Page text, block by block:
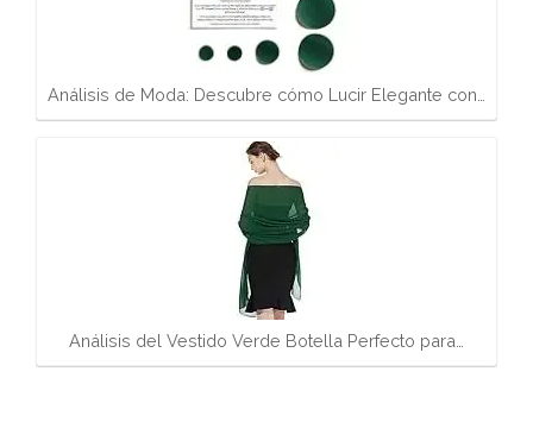
Análisis de Moda: Descubre cómo Lucir Elegante con…
Análisis del Vestido Verde Botella Perfecto para…